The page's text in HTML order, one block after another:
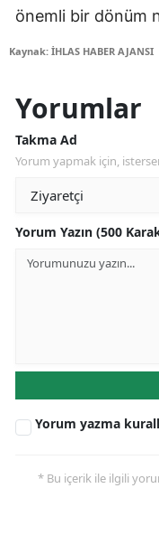
önemli bir dönüm
Kaynak: İHLAS HABER AJANSI
Yorumlar
Takma Ad
Yorum yapmak için,
Yorum Yazın (500
Yorum yazma
* Bu içerik ile ilgili